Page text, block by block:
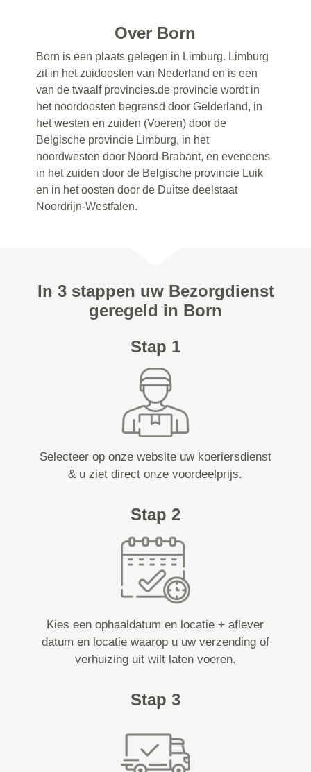
Over Born
Born is een plaats gelegen in Limburg. Limburg
zit in het zuidoosten van Nederland en is een
van de twaalf provincies.de provincie wordt in
het noordoosten begrensd door Gelderland, in
het westen en zuiden (Voeren) door de
Belgische provincie Limburg, in het
noordwesten door Noord-Brabant, en eveneens
in het zuiden door de Belgische provincie Luik
en in het oosten door de Duitse deelstaat
Noordrijn-Westfalen.
In 3 stappen uw Bezorgdienst
geregeld in Born
Stap 1
Selecteer op onze website uw koeriersdienst
& u ziet direct onze voordeelprijs.
Stap 2
Kies een ophaaldatum en locatie + aflever
datum en locatie waarop u uw verzending of
verhuizing uit wilt laten voeren.
Stap 3